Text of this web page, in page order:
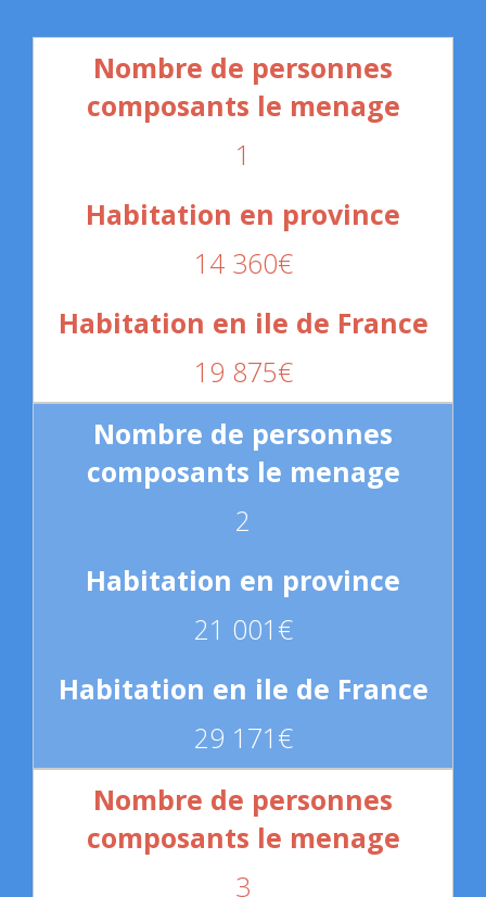
1
14 360€
19 875€
2
21 001€
29 171€
3